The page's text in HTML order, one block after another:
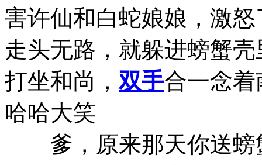
害许仙和白蛇娘娘，激
走头无路，就躲进螃蟹
打坐和尚，双手合一念着
哈哈大笑
爹，原来那天你送螃